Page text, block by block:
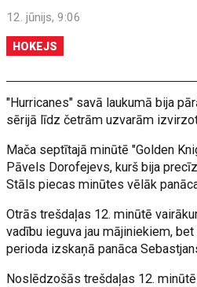
12. jūnijs, 9:06
HOKEJS
"Hurricanes" savā laukumā bija
sērijā līdz četrām uzvarām
Mača septītajā minūtē "Golden
Pāvels Dorofejevs, kurš bija
Stāls piecas minūtes vēlāk
Otrās trešdaļas 12. minūtē
vadību ieguva jau mājiniekiem,
perioda izskaņā panāca
Noslēdzošās trešdaļas 12.